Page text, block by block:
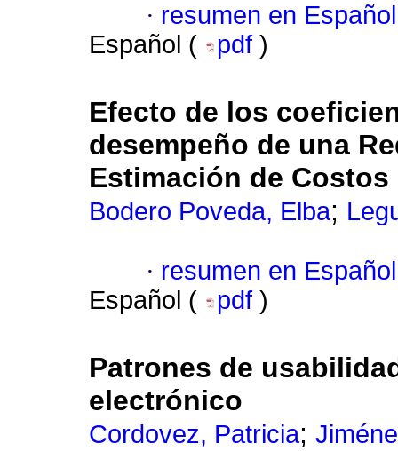
· resumen en Español
Español (
pdf )
Efecto de los
desempeño de una
Estimación de Costos
Bodero Poveda, Elba;
· resumen en Español
Español (
pdf )
Patrones de
electrónico
Cordovez, Patricia;